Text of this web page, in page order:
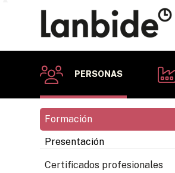
PERSONAS
Formación
Presentación
Certificados profesionales